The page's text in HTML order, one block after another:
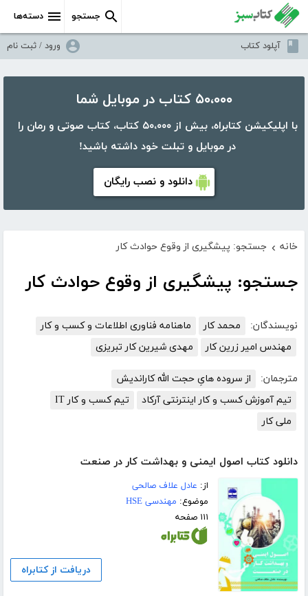
دسته‌ها جستجو
آپلود کتاب ورود / ثبت نام
۵۰،۰۰۰ کتاب در موبایل شما
با اپلیکیشن کتابراه، بیش از ۵۰،۰۰۰ کتاب، کتاب صوتی و رمان را
در موبایل و تبلت خود داشته باشید!
دانلود و نصب رایگان
خانه › جستجو: پیشگیری از وقوع حوادث کار
جستجو: پیشگیری از وقوع حوادث کار
نویسندگان: محمد کار
ماهنامه فناوری اطلاعات و کسب و کار
مهندس امیر زرین کار
مهدی شیرین کار تبریزی
مترجمان:
از سروده هایِ حجت الله کاراندیش
تیم آموزش کسب و کار اینترنتی آرکاد
تیم کسب و کار IT
ملی کار
دانلود کتاب اصول ایمنی و بهداشت کار در صنعت
از: عادل علاف صالحی
موضوع: مهندسی HSE
۱۱۱ صفحه
دریافت از کتابراه